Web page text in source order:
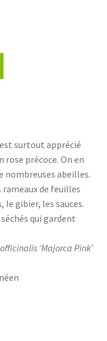
surtout apprécié
rose précoce. On en
abeilles.
de feuilles
gibier, les sauces.
qui gardent
‘Majorca Pink’